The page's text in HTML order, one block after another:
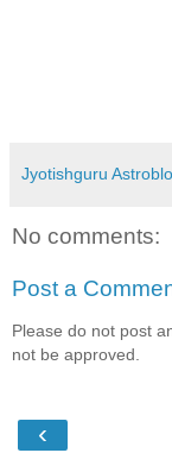
Jyotishguru
No comments:
Post a
Please do not post
not be approved.
‹